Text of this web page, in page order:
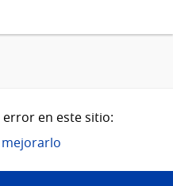
en este sitio: